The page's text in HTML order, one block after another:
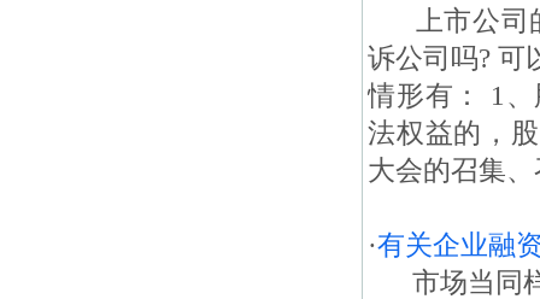
上市公司
诉公司吗? 可
情形有： 1
法权益的，
大会的召集
·有关企业融
市场当同样